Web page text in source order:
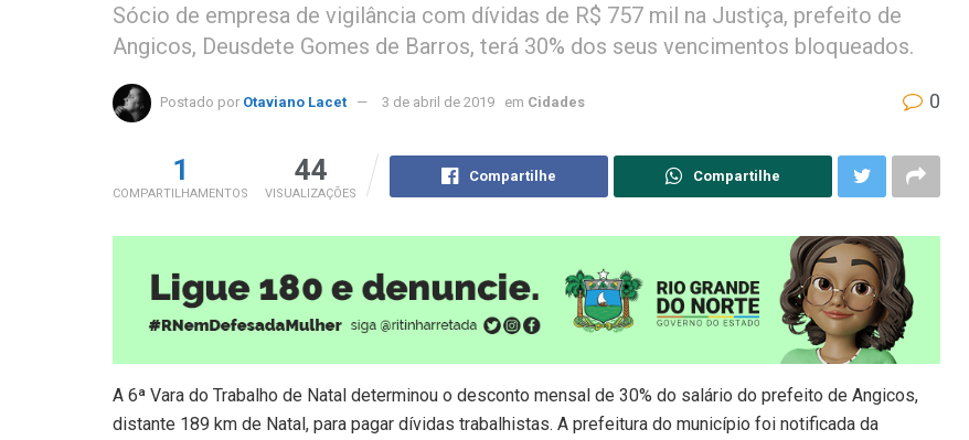
Sócio de empresa de vigilância com dívidas de R$ 757 mil na Justiça, prefeito de
Angicos, Deusdete Gomes de Barros, terá 30% dos seus vencimentos bloqueados.
Postado por Otaviano Lacet 3 de abril de 2019 em Cidades 0
1
COMPARTILHAMENTOS
44
VISUALIZAÇÕES
Compartilhe Compartilhe
A 6ª Vara do Trabalho de Natal determinou o desconto mensal de 30% do salário do prefeito de Angicos,
distante 189 km de Natal, para pagar dívidas trabalhistas. A prefeitura do município foi notificada da